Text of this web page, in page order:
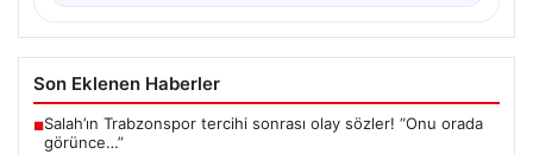
Son Eklenen Haberler
■Salah’ın Trabzonspor tercihi sonrası olay sözler! “Onu orada
görünce…”